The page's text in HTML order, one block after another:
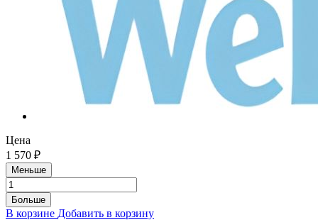
Тип наконечника
HM XT
Форма наконечника
клиновидный прямой
Диаметр жала
6,0 мм
Размер рабочей части
1,6×0,45 мм
37,0 мм
Паяльные станции: WD 1M, WR 3M 360 Вт
(T0053366699N), WD 3M.
Паяльники: WP 120 (T0052919399N), WXP 120
(T0052920199N).
Цена
1 570 ₽
Меньше
Больше
В корзине Добавить в корзину